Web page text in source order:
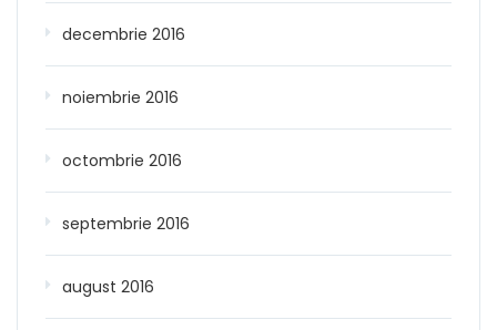
decembrie 2016
noiembrie 2016
octombrie 2016
septembrie 2016
august 2016